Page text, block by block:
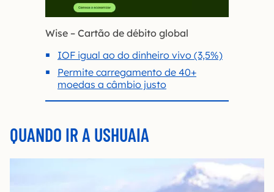
Wise – Cartão de débito global
IOF igual ao do dinheiro vivo (3,5%)
Permite carregamento de 40+
moedas a câmbio justo
QUANDO IR A USHUAIA